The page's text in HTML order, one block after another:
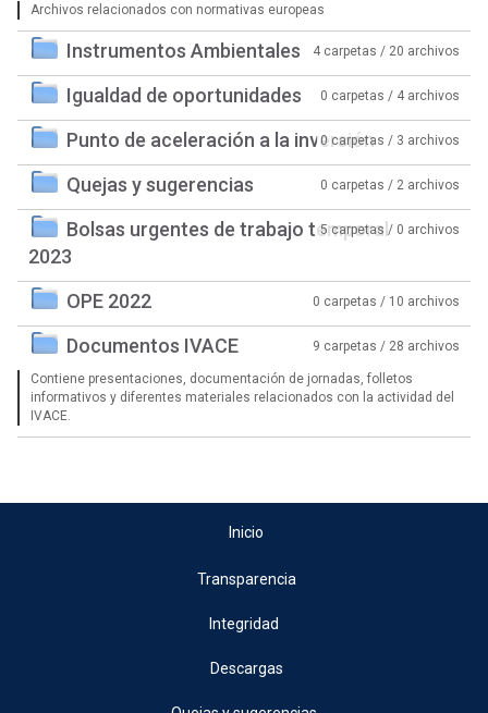
Archivos relacionados con normativas europeas
Instrumentos Ambientales 4 carpetas / 20 archivos
Igualdad de oportunidades 0 carpetas / 4 archivos
Punto de aceleración a la inversión0 carpetas / 3 archivos
Quejas y sugerencias 0 carpetas / 2 archivos
Bolsas urgentes de trabajo temporal
2023
5 carpetas / 0 archivos
OPE 2022 0 carpetas / 10 archivos
Documentos IVACE 9 carpetas / 28 archivos
Contiene presentaciones, documentación de jornadas, folletos
informativos y diferentes materiales relacionados con la actividad del
IVACE.
Inicio
Transparencia
Integridad
Descargas